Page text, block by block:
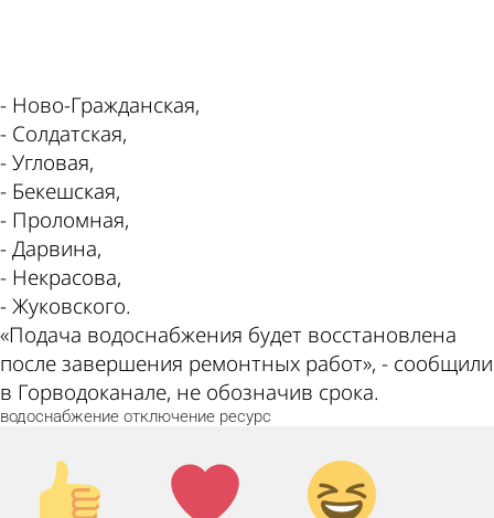
- Ново-Гражданская,
- Солдатская,
- Угловая,
- Бекешская,
- Проломная,
- Дарвина,
- Некрасова,
- Жуковского.
«Подача водоснабжения будет восстановлена
после завершения ремонтных работ», - сообщили
в Горводоканале, не обозначив срока.
водоснабжение отключение ресурс
Палец
вверх!
Лайк!
Дикий
смех!